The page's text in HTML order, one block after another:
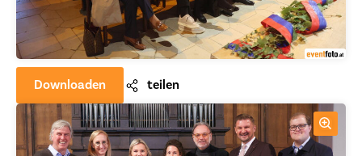
Downloaden teilen